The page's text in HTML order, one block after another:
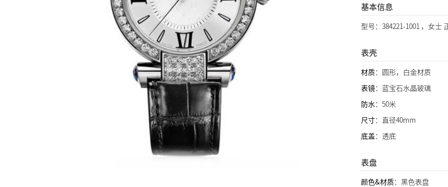
基本信息
型号：384221-1001 ，女士
表壳
材质：圆形，白金材质
表镜：蓝宝石水晶玻璃
防水：50米
尺寸：直径40mm
底盖：透底
表盘
颜色&材质：黑色表盘